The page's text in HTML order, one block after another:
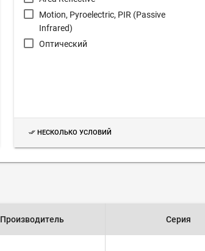
Motion, Pyroelectric, PIR (Passive
Infrared)
Оптический
НЕСКОЛЬКО УСЛОВИЙ
Производитель Серия